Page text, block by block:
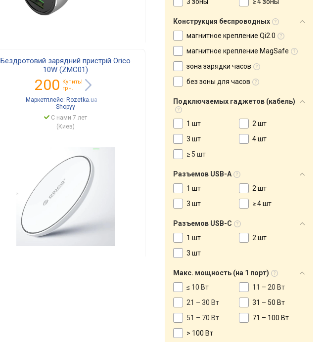
Бездротовий зарядний пристрій Orico
10W (ZMC01)
200 Купить!
грн.
Маркетплейс:Rozetka.ua
Shopyy
С нами 7 лет
(Киев)
Конструкция беспроводных
магнитное крепление Qi2.0
магнитное крепление MagSafe
зона зарядки часов
без зоны для часов
Подключаемых гаджетов (кабель)
1 шт
2 шт
3 шт
4 шт
≥ 5 шт
Разъемов USB-A
1 шт
2 шт
3 шт
≥ 4 шт
Разъемов USB-C
1 шт
2 шт
3 шт
Макс. мощность (на 1 порт)
≤ 10 Вт
11 – 20 Вт
21 – 30 Вт
31 – 50 Вт
51 – 70 Вт
71 – 100 Вт
> 100 Вт